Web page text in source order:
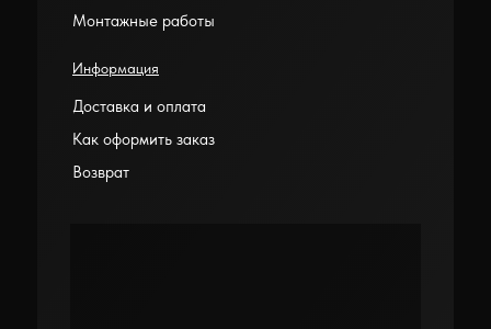
Монтажные работы
Информация
Доставка и оплата
Как оформить заказ
Возврат